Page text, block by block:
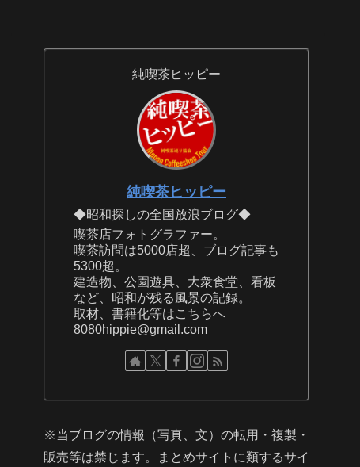
純喫茶ヒッピー
純喫茶ヒッピー
◆昭和探しの全国放浪ブログ◆
喫茶店フォトグラファー。
喫茶訪問は5000店超、ブログ記事も
5300超。
建造物、公園遊具、大衆食堂、看板
など、昭和が残る風景の記録。
取材、書籍化等はこちらへ
8080hippie@gmail.com
※当ブログの情報（写真、文）の転用・複製・
販売等は禁じます。まとめサイトに類するサイ